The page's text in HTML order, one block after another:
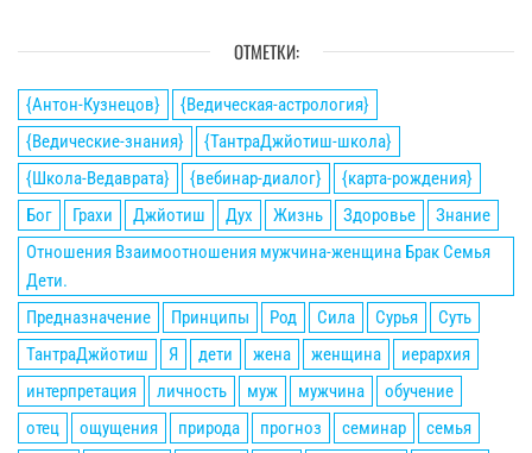
ОТМЕТКИ:
{Антон-Кузнецов}
{Ведическая-астрология}
{Ведические-знания}
{ТантраДжйотиш-школа}
{Школа-Ведаврата}
{вебинар-диалог}
{карта-рождения}
Бог
Грахи Джйотиш Дух Жизнь Здоровье
Знание
Отношения Взаимоотношения мужчина-женщина Брак Семья
Дети.
Предназначение
Принципы Род Сила Сурья
Суть
ТантраДжйотиш
Я дети жена женщина
иерархия
интерпретация
личность муж мужчина
обучение
отец
ощущения природа прогноз семинар
семья